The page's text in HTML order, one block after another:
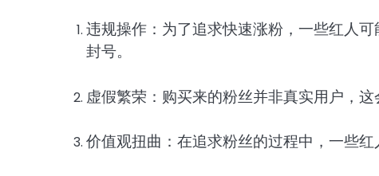
违规操作：为了追求快速涨粉，一些红人
封号。
虚假繁荣：购买来的粉丝并非真实用户，
价值观扭曲：在追求粉丝的过程中，一些